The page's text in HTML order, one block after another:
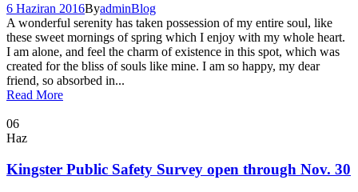
6 Haziran 2016ByadminBlog
A wonderful serenity has taken possession of my entire soul, like
these sweet mornings of spring which I enjoy with my whole heart.
I am alone, and feel the charm of existence in this spot, which was
created for the bliss of souls like mine. I am so happy, my dear
friend, so absorbed in...
Read More
06
Haz
Kingster Public Safety Survey open through Nov. 30